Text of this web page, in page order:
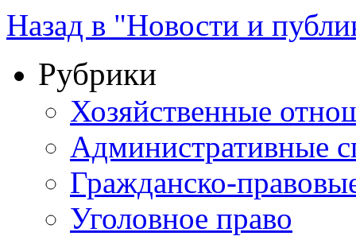
Назад в "Новости и
Рубрики
Хозяйственные
Административные
Гражданско-
Уголовное право